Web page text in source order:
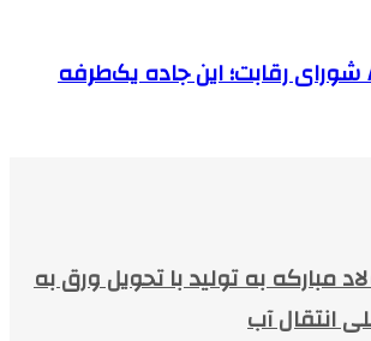
مصوبه ۸۵۶ شورای رقابت؛ این جاده یک‌طرفه
مبارکه به تولید با تحویل ورق به
انتقال آب